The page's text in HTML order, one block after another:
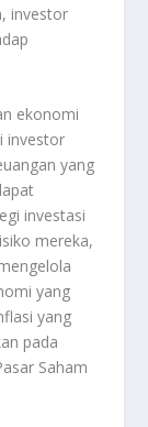
investor
ekonomi
investor
yang
investasi
mereka,
yang
yang
pada
Saham